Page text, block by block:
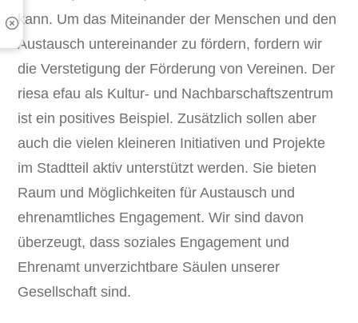
kann. Um das Miteinander der Menschen und den
Austausch untereinander zu fördern, fordern wir
die Verstetigung der Förderung von Vereinen. Der
riesa efau als Kultur- und Nachbarschaftszentrum
ist ein positives Beispiel. Zusätzlich sollen aber
auch die vielen kleineren Initiativen und Projekte
im Stadtteil aktiv unterstützt werden. Sie bieten
Raum und Möglichkeiten für Austausch und
ehrenamtliches Engagement. Wir sind davon
überzeugt, dass soziales Engagement und
Ehrenamt unverzichtbare Säulen unserer
Gesellschaft sind.